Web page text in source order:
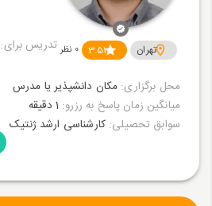
تهران 3.51
0 نظر تدریس برای:
محل برگزاری: مکان دانشپذیر یا مدرس
میانگین زمان پاسخ به رزرو: 1 دقیقه
سوابق تحصیلی:کارشناسی ارشد ژنتیک